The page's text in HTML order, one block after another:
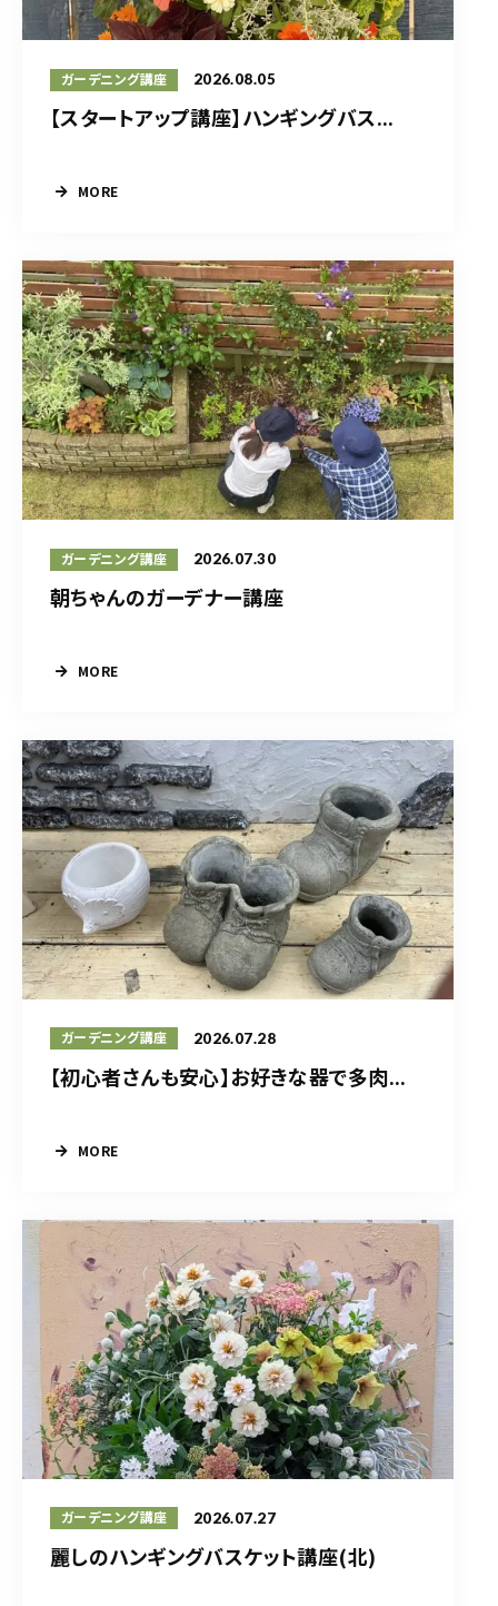
ガーデニング講座 2026.08.05
【スタートアップ講座】ハンギングバス...
MORE
ガーデニング講座 2026.07.30
朝ちゃんのガーデナー講座
MORE
ガーデニング講座 2026.07.28
【初心者さんも安心】お好きな器で多肉...
MORE
ガーデニング講座 2026.07.27
麗しのハンギングバスケット講座(北)